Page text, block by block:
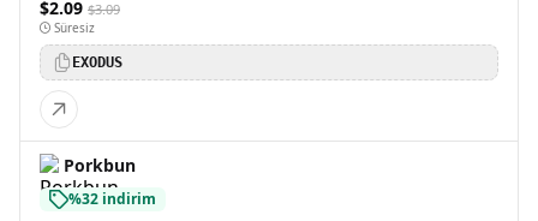
$2.09 $3.09
Süresiz
EXODUS
Porkbun
%32 indirim